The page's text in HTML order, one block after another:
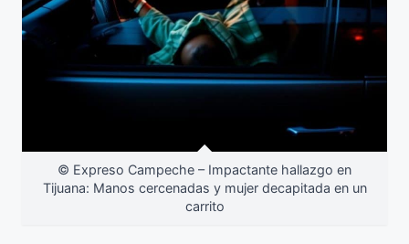
© Expreso Campeche – Impactante hallazgo en
Tijuana: Manos cercenadas y mujer decapitada en un
carrito